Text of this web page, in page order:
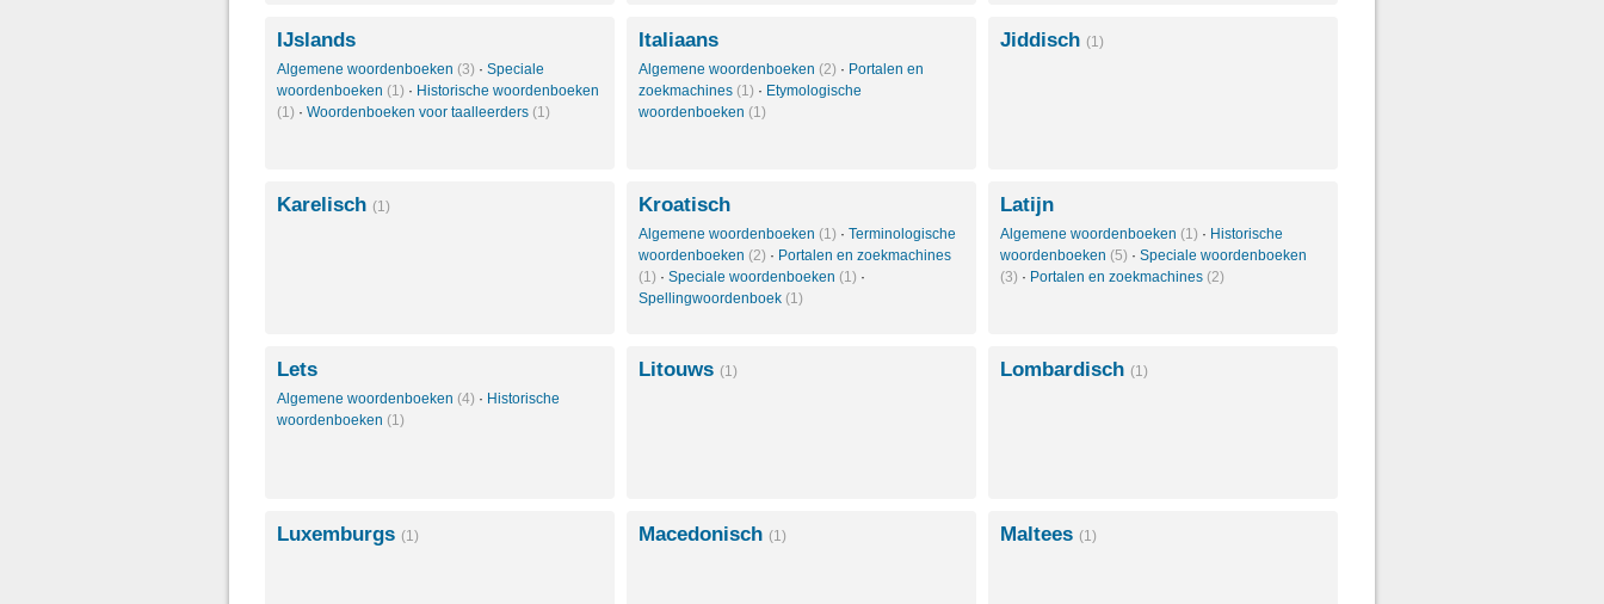
IJslands
Algemene woordenboeken (3) · Speciale
woordenboeken (1) · Historische woordenboeken
(1) · Woordenboeken voor taalleerders (1)
Italiaans
Algemene woordenboeken (2) · Portalen en
zoekmachines (1) · Etymologische
woordenboeken (1)
Jiddisch (1)
Karelisch (1) Kroatisch
Algemene woordenboeken (1) · Terminologische
woordenboeken (2) · Portalen en zoekmachines
(1) · Speciale woordenboeken (1) ·
Spellingwoordenboek (1)
Latijn
Algemene woordenboeken (1) · Historische
woordenboeken (5) · Speciale woordenboeken
(3) · Portalen en zoekmachines (2)
Lets
Algemene woordenboeken (4) · Historische
woordenboeken (1)
Litouws (1) Lombardisch (1)
Luxemburgs (1) Macedonisch (1) Maltees (1)